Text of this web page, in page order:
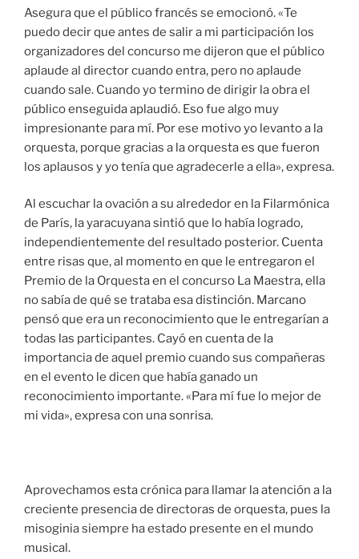
Asegura que el público francés se emocionó. «Te
puedo decir que antes de salir a mi participación los
organizadores del concurso me dijeron que el público
aplaude al director cuando entra, pero no aplaude
cuando sale. Cuando yo termino de dirigir la obra el
público enseguida aplaudió. Eso fue algo muy
impresionante para mí. Por ese motivo yo levanto a la
orquesta, porque gracias a la orquesta es que fueron
los aplausos y yo tenía que agradecerle a ella», expresa.
Al escuchar la ovación a su alrededor en la Filarmónica
de París, la yaracuyana sintió que lo había logrado,
independientemente del resultado posterior. Cuenta
entre risas que, al momento en que le entregaron el
Premio de la Orquesta en el concurso La Maestra, ella
no sabía de qué se trataba esa distinción. Marcano
pensó que era un reconocimiento que le entregarían a
todas las participantes. Cayó en cuenta de la
importancia de aquel premio cuando sus compañeras
en el evento le dicen que había ganado un
reconocimiento importante. «Para mí fue lo mejor de
mi vida», expresa con una sonrisa.
Aprovechamos esta crónica para llamar la atención a la
creciente presencia de directoras de orquesta, pues la
misoginia siempre ha estado presente en el mundo
musical.